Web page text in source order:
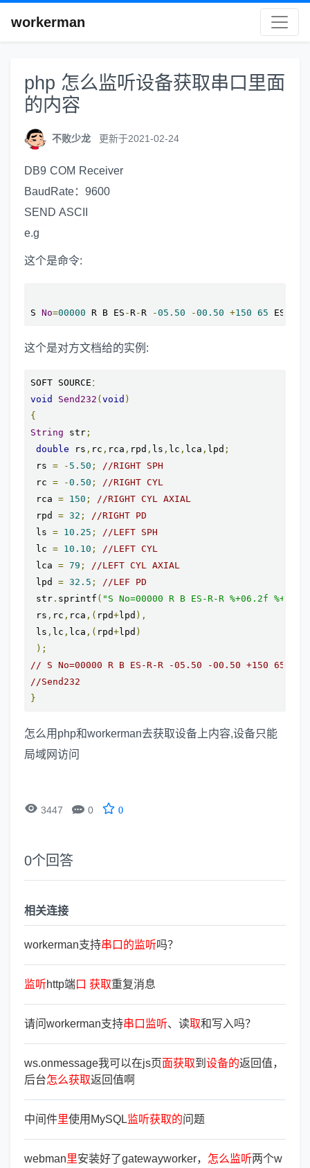
workerman
php 怎么监听设备获取串口里面
的内容
不败少龙 更新于2021-02-24
DB9 COM Receiver
BaudRate：9600
SEND ASCII
e.g
这个是命令:
S No=00000 R B ES - R- R -05.50 -00.50 +150 65 ES
这个是对方文档给的实例:
SOFT SOURCE ：
void
Send232 ( void )
{
String str ;
double rs , rc , rca , rpd , ls , lc , lca , lpd ;
rs = - 5.50 ;
//RIGHT SPH
rc = -0.50 ;
//RIGHT CYL
rca = 150 ;
//RIGHT CYL AXIAL
rpd = 32 ;
//RIGHT PD
ls = 10.25 ;
//LEFT SPH
lc = 10.10 ;
//LEFT CYL
lca = 79 ;
//LEFT CYL AXIAL
lpd = 32.5 ;
//LEF PD
str . sprintf ( "S No=00000 R B ES-R-R %+06.2f
rs , rc , rca ,( rpd+lpd ),
ls , lc , lca ,( rpd+lpd )
);
// S No=00000 R B ES-R-R -05.50 -00.50 +150 65
//Send232
}
怎么用php和workerman去获取设备上内容,设备只能
局域网访问
 3447  0 0
0个回答
相关连接
workerman支持串 口 的监听吗？
监听http端口 获取重复消息
请问workerman支持串 口 监听、读取和写入吗？
ws.onmessage我可以在js页面获取到 设备的返回值，
后台怎么获取返回值啊
中间件里使用MySQL监听获取的问题
webman里安装好了gatewayworker， 怎么监听两个w